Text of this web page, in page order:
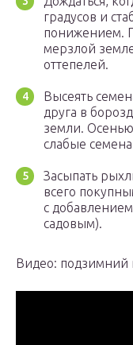
градусов и
понижением.
мерзлой
оттепелей.
Высеять
друга в
земли.
слабые
Засыпать
всего
с добавлением
садовым).
Видео: подзимний